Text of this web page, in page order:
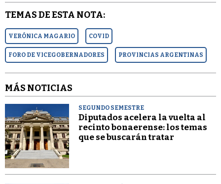
TEMAS DE ESTA NOTA:
VERÓNICA MAGARIO COVID
FORO DE VICEGOBERNADORES PROVINCIAS ARGENTINAS
MÁS NOTICIAS
SEGUNDO SEMESTRE
Diputados acelera la vuelta al
recinto bonaerense: los temas
que se buscarán tratar